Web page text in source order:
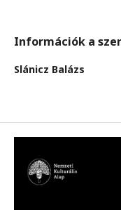
Információk a
Slánicz Balázs